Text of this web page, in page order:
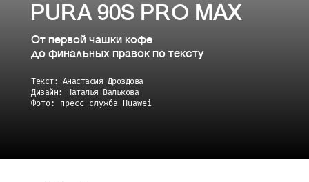
PURA 90S PRO MAX
От первой чашки кофе
до финальных правок по тексту
Текст: Анастасия Дроздова
Дизайн: Наталья Валькова
Фото: пресс-служба Huawei